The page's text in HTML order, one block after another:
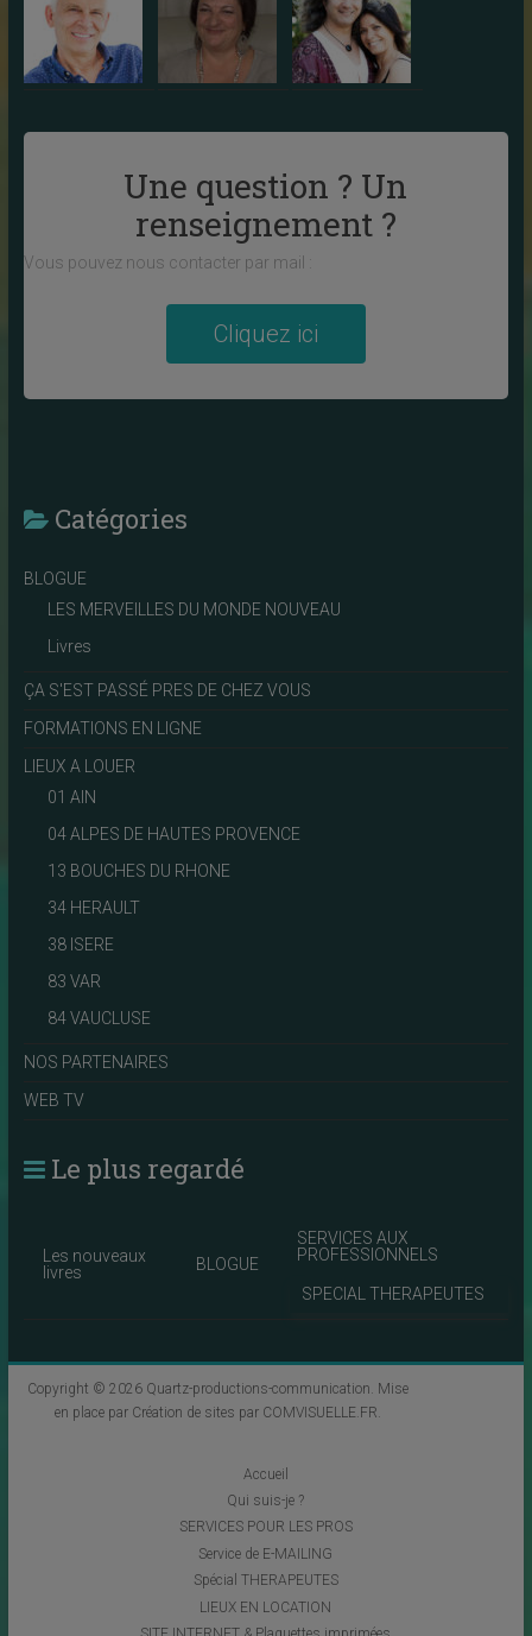
Une question ? Un
renseignement ?
Vous pouvez nous contacter par mail :
Cliquez ici
Catégories
BLOGUE
LES MERVEILLES DU MONDE NOUVEAU
Livres
ÇA S'EST PASSÉ PRES DE CHEZ VOUS
FORMATIONS EN LIGNE
LIEUX A LOUER
01 AIN
04 ALPES DE HAUTES PROVENCE
13 BOUCHES DU RHONE
34 HERAULT
38 ISERE
83 VAR
84 VAUCLUSE
NOS PARTENAIRES
WEB TV
Le plus regardé
Les nouveaux
livres
BLOGUE
SERVICES AUX
PROFESSIONNELS
SPECIAL THERAPEUTES
Copyright © 2026 Quartz-productions-communication . Mise
en place par Création de sites par COMVISUELLE.FR
Accueil
Qui suis-je ?
SERVICES POUR LES PROS
Service de E-MAILING
Spécial THERAPEUTES
LIEUX EN LOCATION